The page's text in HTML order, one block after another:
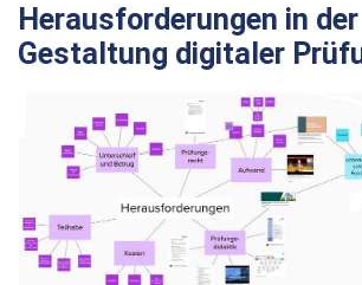
Herausforderungen in der
Gestaltung digitaler